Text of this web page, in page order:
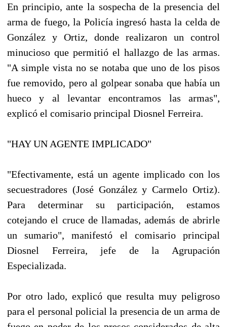
En principio, ante la sospecha de la presencia del
arma de fuego, la Policía ingresó hasta la celda de
González y Ortiz, donde realizaron un control
minucioso que permitió el hallazgo de las armas.
"A simple vista no se notaba que uno de los pisos
fue removido, pero al golpear sonaba que había un
hueco y al levantar encontramos las armas",
explicó el comisario principal Diosnel Ferreira.
"HAY UN AGENTE IMPLICADO"
"Efectivamente, está un agente implicado con los
secuestradores (José González y Carmelo Ortiz).
Para determinar su participación, estamos
cotejando el cruce de llamadas, además de abrirle
un sumario", manifestó el comisario principal
Diosnel Ferreira, jefe de la Agrupación
Especializada.
Por otro lado, explicó que resulta muy peligroso
para el personal policial la presencia de un arma de